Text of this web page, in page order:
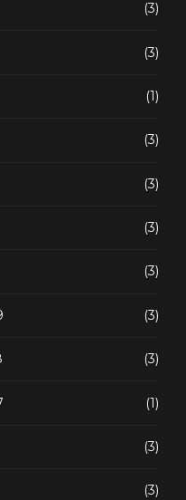
(3)
(3)
(1)
(3)
(3)
(3)
(3)
(3)
(3)
(1)
(3)
(3)